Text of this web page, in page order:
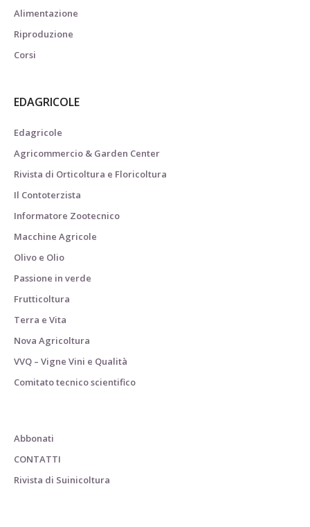
Alimentazione
Riproduzione
Corsi
EDAGRICOLE
Edagricole
Agricommercio & Garden Center
Rivista di Orticoltura e Floricoltura
Il Contoterzista
Informatore Zootecnico
Macchine Agricole
Olivo e Olio
Passione in verde
Frutticoltura
Terra e Vita
Nova Agricoltura
VVQ – Vigne Vini e Qualità
Comitato tecnico scientifico
Abbonati
CONTATTI
Rivista di Suinicoltura